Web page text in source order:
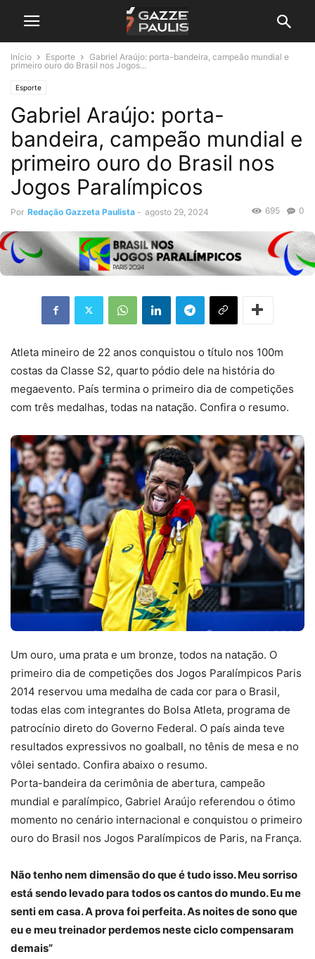
Início Esporte
Gabriel Araújo: porta-bandeira, campeão mundial e
primeiro ouro do Brasil nos Jogos...
Esporte
Gabriel Araújo: porta-
bandeira, campeão mundial e
primeiro ouro do Brasil nos
Jogos Paralímpicos
Por Redação Gazzeta Paulista - agosto 29, 2024 0
695
Atleta mineiro de 22 anos conquistou o título nos 100m
costas da Classe S2, quarto pódio dele na história do
megaevento. País termina o primeiro dia de competições
com três medalhas, todas na natação. Confira o resumo.
Um ouro, uma prata e um bronze, todos na natação. O
primeiro dia de competições dos Jogos Paralímpicos Paris
2014 reservou uma medalha de cada cor para o Brasil,
todas elas com integrantes do Bolsa Atleta, programa de
patrocínio direto do Governo Federal. O país ainda teve
resultados expressivos no goalball, no tênis de mesa e no
vôlei sentado. Confira abaixo o resumo.
Porta-bandeira da cerimônia de abertura, campeão
mundial e paralímpico, Gabriel Araújo referendou o ótimo
momento no cenário internacional e conquistou o primeiro
ouro do Brasil nos Jogos Paralímpicos de Paris, na França.
Não tenho nem dimensão do que é tudo isso. Meu sorriso
está sendo levado para todos os cantos do mundo. Eu me
senti em casa. A prova foi perfeita. As noites de sono que
eu e meu treinador perdemos neste ciclo compensaram
demais”